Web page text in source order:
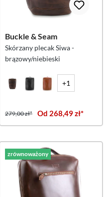
Buckle & Seam
Skórzany plecak Siwa -
brązowy/niebieski
+1
279,00 zł* Od 268,49 zł*
zrównoważony